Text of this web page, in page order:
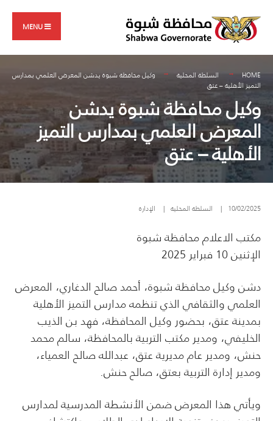
content
MENU
HOME السلطة المحلية
وكيل محافظة شبوة يدشن المعرض العلمي بمدارس
التميز الأهلية – عتق
وكيل محافظة شبوة يدشن
المعرض العلمي بمدارس التميز
الأهلية – عتق
10/02/2025
| السلطة المحلية | الإدارة
مكتب الاعلام محافظة شبوة
الإثنين 10 فبراير 2025
دشن وكيل محافظة شبوة، أحمد صالح الدغاري، المعرض
العلمي والثقافي الذي تنظمه مدارس التميز الأهلية
بمدينة عتق، بحضور وكيل المحافظة، فهد بن الذيب
الخليفي، ومدير مكتب التربية بالمحافظة، سالم محمد
حنش، ومدير عام مديرية عتق، عبدالله صالح العمياء،
ومدير إدارة التربية بعتق، صالح حنش.
ويأتي هذا المعرض ضمن الأنشطة المدرسية لمدارس
for: